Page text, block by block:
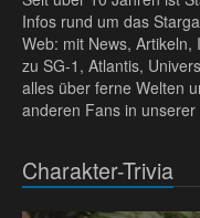
Infos rund um das
Web: mit News,
zu SG-1, Atlantis,
alles über ferne Welten
anderen Fans in
Charakter-Trivia